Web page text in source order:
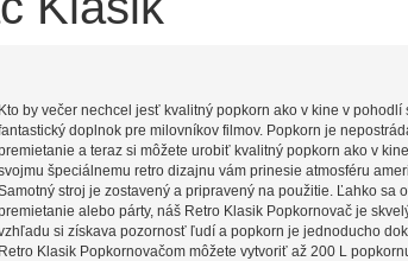
Kto by večer nechcel jesť kvalitný popkorn ako v kine v pohodlí
doplnok pre milovníkov filmov. Popkorn je
a teraz si môžete urobiť kvalitný popkorn ako v
špeciálnemu retro dizajnu vám prinesie atmosféru
stroj je zostavený a pripravený na použitie. Ľahko sa
alebo párty, náš Retro Klasik Popkornovač je
si získava pozornosť ľudí a popkorn je jednoducho
Retro Klasik Popkornovačom môžete vytvoriť až 200 L